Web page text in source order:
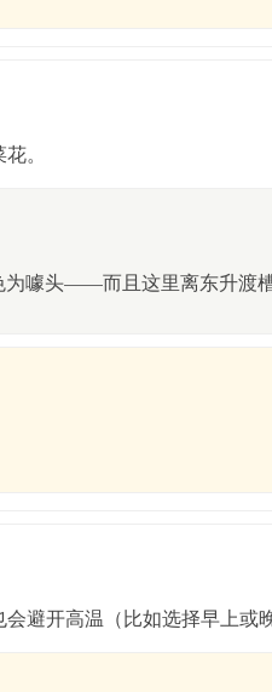
。
噱头——而且这里离东升渡
开高温（比如选择早上或